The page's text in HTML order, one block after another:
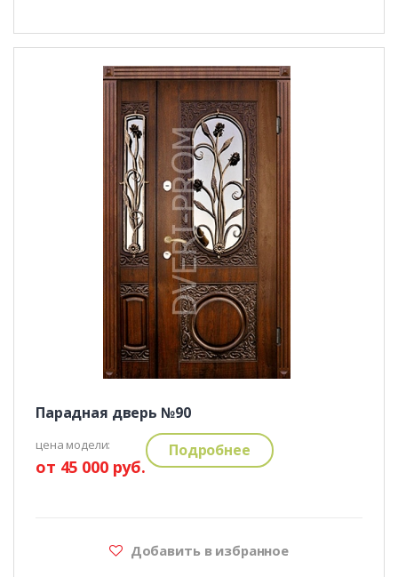
Парадная дверь №90
цена модели:
от 45 000 руб.
Подробнее
Добавить в избранное